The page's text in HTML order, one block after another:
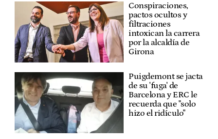
Conspiraciones,
pactos ocultos y
filtraciones
intoxican la carrera
por la alcaldía de
Girona
Puigdemont se jacta
de su 'fuga' de
Barcelona y ERC le
recuerda que "solo
hizo el ridículo"